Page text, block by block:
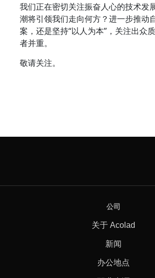
我们正在密切关注振奋人心的技术发
潮将引领我们走向何方？进一步推动
案，还是坚持“以人为本”，关注出众
者并重。
敬请关注。
公司
关于 Acolad
新闻
办公地点